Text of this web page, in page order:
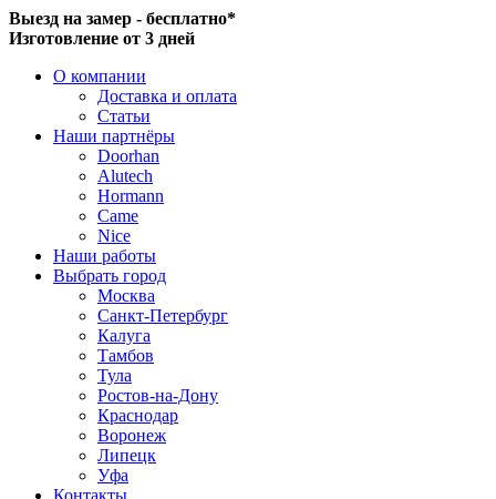
Выезд на замер - бесплатно*
Изготовление от 3 дней
О компании
Доставка и оплата
Статьи
Наши партнёры
Doorhan
Alutech
Hormann
Came
Nice
Наши работы
Выбрать город
Москва
Санкт-Петербург
Калуга
Тамбов
Тула
Ростов-на-Дону
Краснодар
Воронеж
Липецк
Уфа
Контакты